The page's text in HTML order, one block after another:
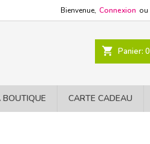
Bienvenue, Connexion ou
shopping_cart Panier: 0
BOUTIQUE CARTE CADEAU